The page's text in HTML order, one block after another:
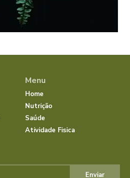
Menu
Home
Nutrição
Saúde
Atividade Fisica
Enviar